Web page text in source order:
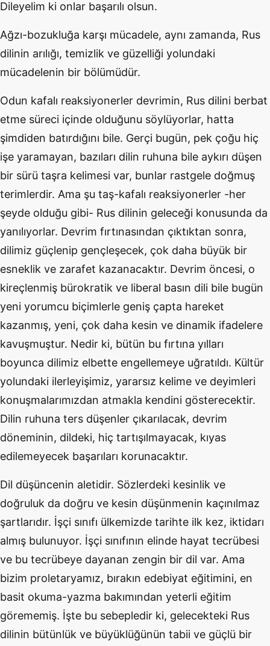
Dileyelim ki onlar başarılı olsun.
Ağzı-bozukluğa karşı mücadele, aynı zamanda, Rus
dilinin arılığı, temizlik ve güzelliği yolundaki
mücadelenin bir bölümüdür.
Odun kafalı reaksiyonerler devrimin, Rus dilini berbat
etme süreci içinde olduğunu söylüyorlar, hatta
şimdiden batırdığını bile. Gerçi bugün, pek çoğu hiç
işe yaramayan, bazıları dilin ruhuna bile aykırı düşen
bir sürü taşra kelimesi var, bunlar rastgele doğmuş
terimlerdir. Ama şu taş-kafalı reaksiyonerler -her
şeyde olduğu gibi- Rus dilinin geleceği konusunda da
yanılıyorlar. Devrim fırtınasından çıktıktan sonra,
dilimiz güçlenip gençleşecek, çok daha büyük bir
esneklik ve zarafet kazanacaktır. Devrim öncesi, o
kireçlenmiş bürokratik ve liberal basın dili bile bugün
yeni yorumcu biçimlerle geniş çapta hareket
kazanmış, yeni, çok daha kesin ve dinamik ifadelere
kavuşmuştur. Nedir ki, bütün bu fırtına yılları
boyunca dilimiz elbette engellemeye uğratıldı. Kültür
yolundaki ilerleyişimiz, yararsız kelime ve deyimleri
konuşmalarımızdan atmakla kendini gösterecektir.
Dilin ruhuna ters düşenler çıkarılacak, devrim
döneminin, dildeki, hiç tartışılmayacak, kıyas
edilemeyecek başarıları korunacaktır.
Dil düşüncenin aletidir. Sözlerdeki kesinlik ve
doğruluk da doğru ve kesin düşünmenin kaçınılmaz
şartlarıdır. İşçi sınıfı ülkemizde tarihte ilk kez, iktidarı
almış bulunuyor. İşçi sınıfının elinde hayat tecrübesi
ve bu tecrübeye dayanan zengin bir dil var. Ama
bizim proletaryamız, bırakın edebiyat eğitimini, en
basit okuma-yazma bakımından yeterli eğitim
görememiş. İşte bu sebepledir ki, gelecekteki Rus
dilinin bütünlük ve büyüklüğünün tabii ve güçlü bir